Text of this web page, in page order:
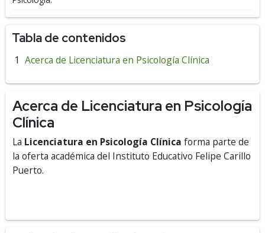
Tabla de contenidos
Acerca de Licenciatura en Psicología Clínica
Acerca de Licenciatura en Psicología
Clínica
La Licenciatura en Psicología Clínica forma parte de
la oferta académica del Instituto Educativo Felipe Carillo
Puerto.